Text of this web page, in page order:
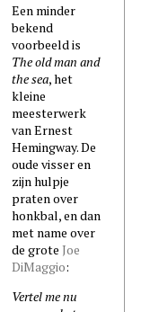
Een minder
bekend
voorbeeld is
The old man and
the sea, het
kleine
meesterwerk
van Ernest
Hemingway. De
oude visser en
zijn hulpje
praten over
honkbal, en dan
met name over
de grote Joe
DiMaggio:
Vertel me nu